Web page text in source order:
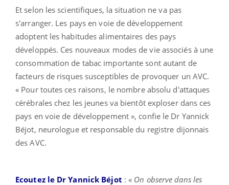
Et selon les scientifiques, la situation ne va pas
s'arranger. Les pays en voie de développement
adoptent les habitudes alimentaires des pays
développés. Ces nouveaux modes de vie associés à une
consommation de tabac importante sont autant de
facteurs de risques susceptibles de provoquer un AVC.
« Pour toutes ces raisons, le nombre absolu d'attaques
cérébrales chez les jeunes va bientôt exploser dans ces
pays en voie de développement », confie le Dr Yannick
Béjot, neurologue et responsable du registre dijonnais
des AVC.
Ecoutez le Dr Yannick Béjot : « On observe dans les